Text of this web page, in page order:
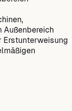
Außenbereich
Erstunterweisung